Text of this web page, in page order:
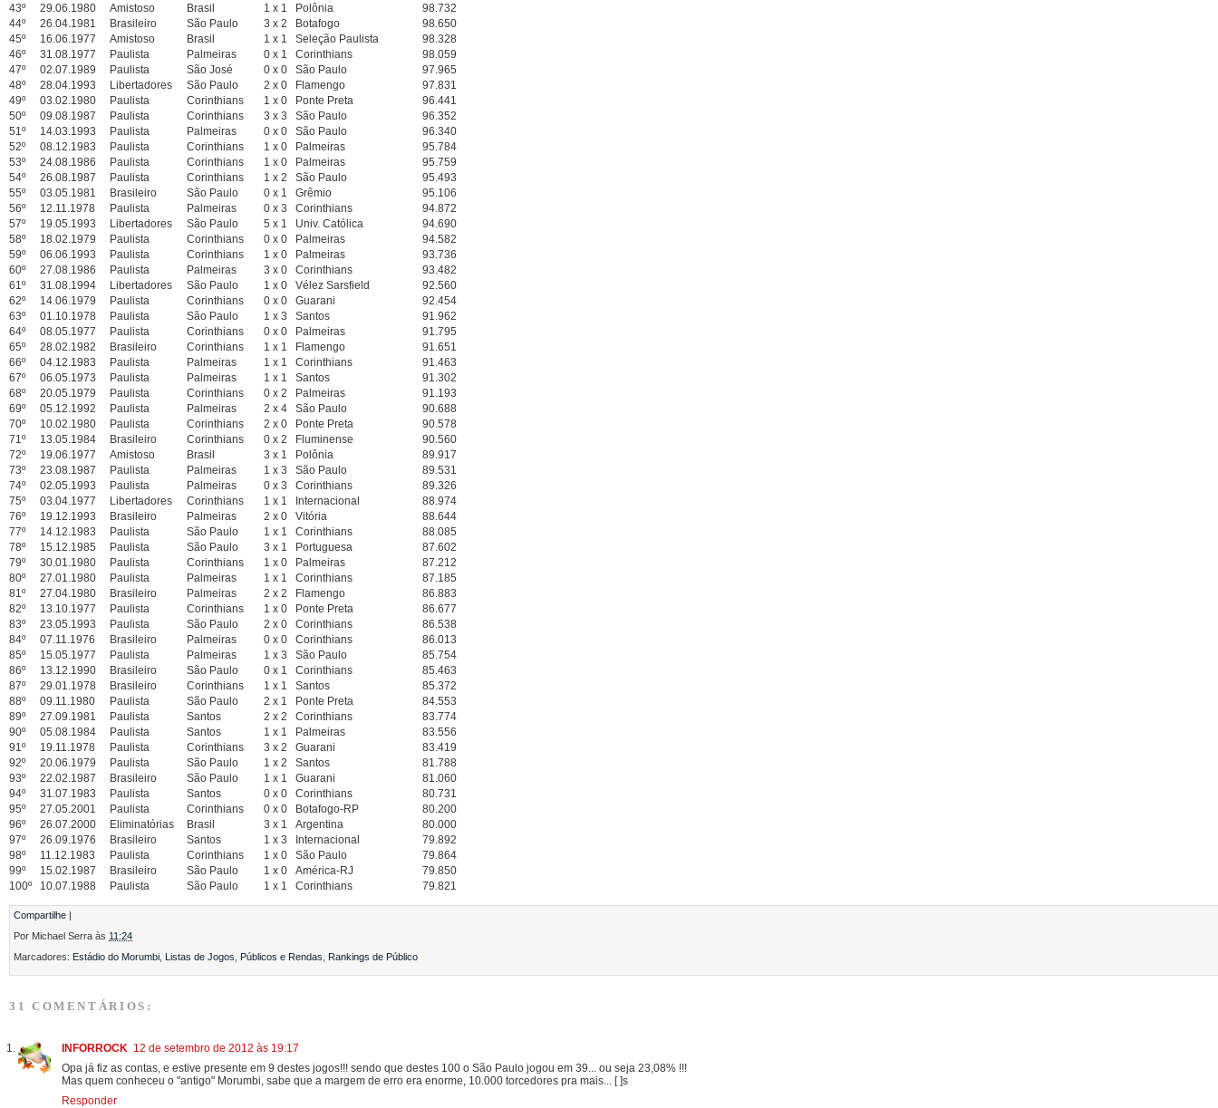
43º
29.06.1980 Amistoso Brasil 1 x 1 Polônia
98.732
44º
26.04.1981 Brasileiro São Paulo 3 x 2 Botafogo
98.650
45º
16.06.1977 Amistoso Brasil 1 x 1 Seleção Paulista
98.328
46º
31.08.1977 Paulista Palmeiras 0 x 1 Corinthians
98.059
47º
02.07.1989 Paulista São José 0 x 0 São Paulo
97.965
48º
28.04.1993 Libertadores São Paulo 2 x 0 Flamengo
97.831
49º
03.02.1980 Paulista Corinthians 1 x 0 Ponte Preta
96.441
50º
09.08.1987 Paulista Corinthians 3 x 3 São Paulo
96.352
51º
14.03.1993 Paulista Palmeiras 0 x 0 São Paulo
96.340
52º
08.12.1983 Paulista Corinthians 1 x 0 Palmeiras
95.784
53º
24.08.1986 Paulista Corinthians 1 x 0 Palmeiras
95.759
54º
26.08.1987 Paulista Corinthians 1 x 2 São Paulo
95.493
55º
03.05.1981 Brasileiro São Paulo 0 x 1 Grêmio
95.106
56º
12.11.1978 Paulista Palmeiras 0 x 3 Corinthians
94.872
57º
19.05.1993 Libertadores São Paulo 5 x 1 Univ. Católica
94.690
58º
18.02.1979 Paulista Corinthians 0 x 0 Palmeiras
94.582
59º
06.06.1993 Paulista Corinthians 1 x 0 Palmeiras
93.736
60º
27.08.1986 Paulista Palmeiras 3 x 0 Corinthians
93.482
61º
31.08.1994 Libertadores São Paulo 1 x 0 Vélez Sarsfield
92.560
62º
14.06.1979 Paulista Corinthians 0 x 0 Guarani
92.454
63º
01.10.1978 Paulista São Paulo 1 x 3 Santos
91.962
64º
08.05.1977 Paulista Corinthians 0 x 0 Palmeiras
91.795
65º
28.02.1982 Brasileiro Corinthians 1 x 1 Flamengo
91.651
66º
04.12.1983 Paulista Palmeiras 1 x 1 Corinthians
91.463
67º
06.05.1973 Paulista Palmeiras 1 x 1 Santos
91.302
68º
20.05.1979 Paulista Corinthians 0 x 2 Palmeiras
91.193
69º
05.12.1992 Paulista Palmeiras 2 x 4 São Paulo
90.688
70º
10.02.1980 Paulista Corinthians 2 x 0 Ponte Preta
90.578
71º
13.05.1984 Brasileiro Corinthians 0 x 2 Fluminense
90.560
72º
19.06.1977 Amistoso Brasil 3 x 1 Polônia
89.917
73º
23.08.1987 Paulista Palmeiras 1 x 3 São Paulo
89.531
74º
02.05.1993 Paulista Palmeiras 0 x 3 Corinthians
89.326
75º
03.04.1977 Libertadores Corinthians 1 x 1 Internacional
88.974
76º
19.12.1993 Brasileiro Palmeiras 2 x 0 Vitória
88.644
77º
14.12.1983 Paulista São Paulo 1 x 1 Corinthians
88.085
78º
15.12.1985 Paulista São Paulo 3 x 1 Portuguesa
87.602
79º
30.01.1980 Paulista Corinthians 1 x 0 Palmeiras
87.212
80º
27.01.1980 Paulista Palmeiras 1 x 1 Corinthians
87.185
81º
27.04.1980 Brasileiro Palmeiras 2 x 2 Flamengo
86.883
82º
13.10.1977 Paulista Corinthians 1 x 0 Ponte Preta
86.677
83º
23.05.1993 Paulista São Paulo 2 x 0 Corinthians
86.538
84º
07.11.1976 Brasileiro Palmeiras 0 x 0 Corinthians
86.013
85º
15.05.1977 Paulista Palmeiras 1 x 3 São Paulo
85.754
86º
13.12.1990 Brasileiro São Paulo 0 x 1 Corinthians
85.463
87º
29.01.1978 Brasileiro Corinthians 1 x 1 Santos
85.372
88º
09.11.1980 Paulista São Paulo 2 x 1 Ponte Preta
84.553
89º
27.09.1981 Paulista Santos 2 x 2 Corinthians
83.774
90º
05.08.1984 Paulista Santos 1 x 1 Palmeiras
83.556
91º
19.11.1978 Paulista Corinthians 3 x 2 Guarani
83.419
92º
20.06.1979 Paulista São Paulo 1 x 2 Santos
81.788
93º
22.02.1987 Brasileiro São Paulo 1 x 1 Guarani
81.060
94º
31.07.1983 Paulista Santos 0 x 0 Corinthians
80.731
95º
27.05.2001 Paulista Corinthians 0 x 0 Botafogo-RP
80.200
96º
26.07.2000 Eliminatórias Brasil 3 x 1 Argentina
80.000
97º
26.09.1976 Brasileiro Santos 1 x 3 Internacional
79.892
98º
11.12.1983 Paulista Corinthians 1 x 0 São Paulo
79.864
99º
15.02.1987 Brasileiro São Paulo 1 x 0 América-RJ
79.850
100º
10.07.1988 Paulista São Paulo 1 x 1 Corinthians 79.821
Compartilhe |
Por Michael Serra às 11:24
Marcadores: Estádio do Morumbi Listas de Jogos Públicos e Rendas Rankings de Público
31 COMENTÁRIOS:
INFORROCK 12 de setembro de 2012 às 19:17
Opa já fiz as contas, e estive presente em 9 destes jogos!!! sendo que destes 100 o São Paulo jogou em 39... ou seja 23,08% !!!
Mas quem conheceu o "antigo" Morumbi, sabe que a margem de erro era enorme, 10.000 torcedores pra mais... [ ]s
Responder